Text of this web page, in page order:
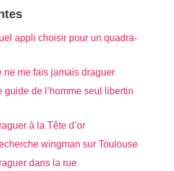
appli choisir pour un quadra-
ne me fais jamais draguer
guide de l’homme seul libertin
à la Tête d’or
wingman sur Toulouse
dans la rue